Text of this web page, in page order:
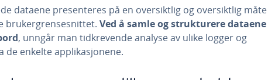
dataene presenteres på en oversiktlig og oversiktlig måte
brukergrensesnittet. Ved å samle og strukturere dataene
, unngår man tidkrevende analyse av ulike logger og
de enkelte applikasjonene.